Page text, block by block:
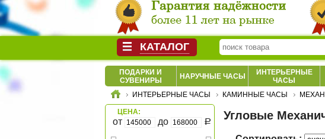
ПОДАРКИ И
СУВЕНИРЫ
НАРУЧНЫЕ ЧАСЫ
ИНТЕРЬЕРНЫЕ
ЧАСЫ
ИНТЕРЬЕРНЫЕ ЧАСЫ КАМИННЫЕ ЧАСЫ
ЦЕНА:
от до Р Угловые
КАТАЛОГ